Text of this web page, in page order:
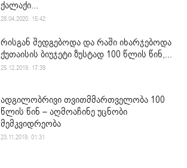
ქალაქი...
28.04.2020. 15:42
რისგან შედგებოდა და რაში იხარჯებოდა
ქუთაისის ბიუჯეტი ზუსტად 100 წლის წინ,...
25.12.2019. 17:39
ადგილობრივი თვითმმართველობა 100
წლის წინ – აღმოაჩინე უცნობი
მემკვიდრეობა
23.11.2019. 01:31